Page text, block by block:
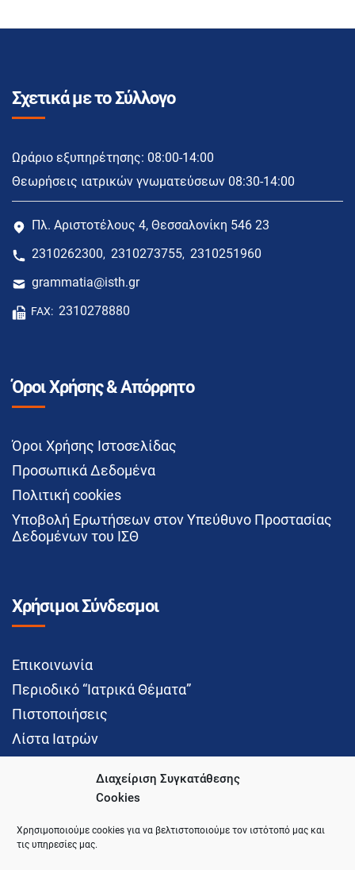
Διαχείριση Συγκατάθεσης
Cookies
Χρησιμοποιούμε cookies για να βελτιστοποιούμε τον ιστότοπό μας και
τις υπηρεσίες μας.
Σχετικά με το Σύλλογο
Ωράριο εξυπηρέτησης: 08:00-14:00
Θεωρήσεις ιατρικών γνωματεύσεων 08:30-14:00
Πλ. Αριστοτέλους 4, Θεσσαλονίκη 546 23
2310262300, 2310273755, 2310251960
grammatia@isth.gr
FAX: 2310278880
Όροι Χρήσης & Απόρρητο
Όροι Χρήσης Ιστοσελίδας
Προσωπικά Δεδομένα
Πολιτική cookies
Υποβολή Ερωτήσεων στον Υπεύθυνο Προστασίας
Δεδομένων του ΙΣΘ
Χρήσιμοι Σύνδεσμοι
Επικοινωνία
Περιοδικό “Ιατρικά Θέματα”
Πιστοποιήσεις
Λίστα Ιατρών
Social Media